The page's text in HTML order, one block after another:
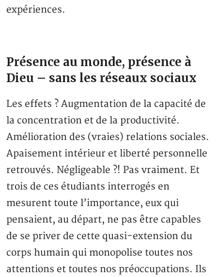
expériences.
Présence au monde, présence à
Dieu – sans les réseaux sociaux
Les effets ? Augmentation de la capacité de
la concentration et de la productivité.
Amélioration des (vraies) relations sociales.
Apaisement intérieur et liberté personnelle
retrouvés. Négligeable ?! Pas vraiment. Et
trois de ces étudiants interrogés en
mesurent toute l’importance, eux qui
pensaient, au départ, ne pas être capables
de se priver de cette quasi-extension du
corps humain qui monopolise toutes nos
attentions et toutes nos préoccupations. Ils